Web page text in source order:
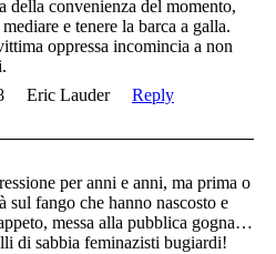
della convenienza del momento,
e tenere la barca a galla.
oppressa incomincia a non
Eric Lauder Reply
per anni e anni, ma prima o
sul fango che hanno nascosto e
messa alla pubblica gogna…
di sabbia feminazisti bugiardi!